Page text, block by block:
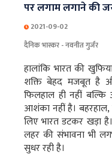
पर लगाम लगाने की
2021-09-02
दैनिक भास्कर - नवनीत गुर्जर
हालांकि भारत की
शक्ति बेहद मजबूत है
फिलहाल ही नहीं
आशंका नहीं है।
लिए भारत डटकर खड़ा
लहर की संभावना भी
सुधर रही है।